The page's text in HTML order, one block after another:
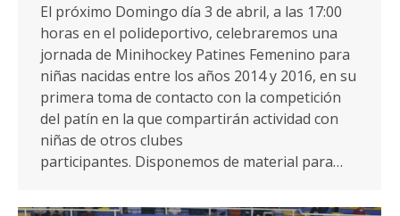
El próximo Domingo día 3 de abril, a las 17:00
horas en el polideportivo, celebraremos una
jornada de Minihockey Patines Femenino para
niñas nacidas entre los años 2014 y 2016, en su
primera toma de contacto con la competición
del patín en la que compartirán actividad con
niñas de otros clubes
participantes. Disponemos de material para…